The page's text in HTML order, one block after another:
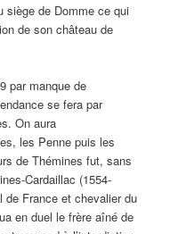
siège de Domme ce qui
de son château de
par manque de
se fera par
On aura
les Penne puis les
de Thémines fut, sans
Cardaillac (1554-
de France et chevalier du
en duel le frère aîné de